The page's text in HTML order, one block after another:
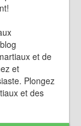
et de
et
Plongez
et des